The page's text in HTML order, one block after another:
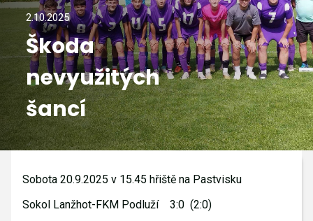
ST. PŘÍPRAVKA
ML. PŘÍPRAVKA
MINI
GALERIE
2.10.2025
Škoda
nevyužitých
šancí
Sobota 20.9.2025 v 15.45 hřiště na Pastvisku
Sokol Lanžhot-FKM Podluží 3:0 (2:0)